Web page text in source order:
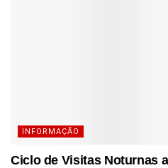
INFORMAÇÃO
Ciclo de Visitas Noturnas